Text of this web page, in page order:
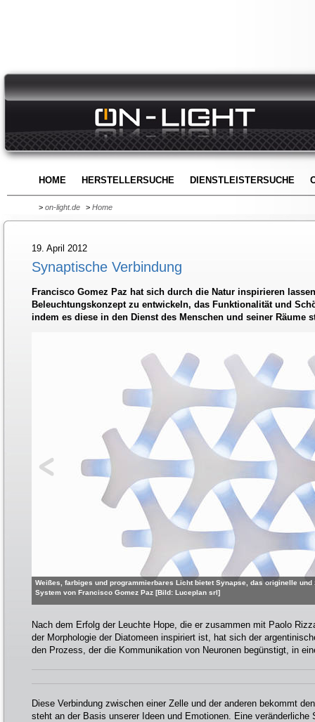
HOME HERSTELLERSUCHE DIENSTLEISTERSUCHE
> on-light.de > Home
19. April 2012
Synaptische Verbindung
Francisco Gomez Paz hat sich durch die Natur inspirieren
Beleuchtungskonzept zu entwickeln, das Funktionalität und
indem es diese in den Dienst des Menschen und seiner Räume
Weißes, farbiges und programmierbares Licht bietet Synapse, das originelle
System von Francisco Gomez Paz [Bild: Luceplan srl]
Nach dem Erfolg der Leuchte Hope, die er zusammen mit Paolo
der Morphologie der Diatomeen inspiriert ist, hat sich der
den Prozess, der die Kommunikation von Neuronen begünstigt, in
Diese Verbindung zwischen einer Zelle und der anderen bekommt
steht an der Basis unserer Ideen und Emotionen. Eine veränderliche